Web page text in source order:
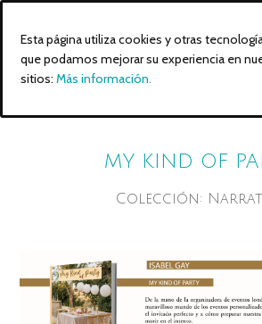
MY KIND OF
Colección:
Esta página utiliza cookies y otras
que podamos mejorar su experiencia en
sitios: Más información.